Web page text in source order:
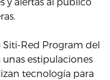
Siti-Red Program del
estipulaciones
tecnología para